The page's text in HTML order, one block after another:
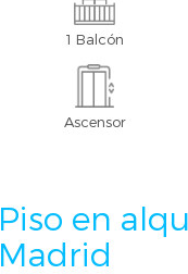
1 Balcón
Ascensor
Piso en
Madrid